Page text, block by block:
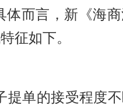
而言，新《海
征如下。
单的接受程度